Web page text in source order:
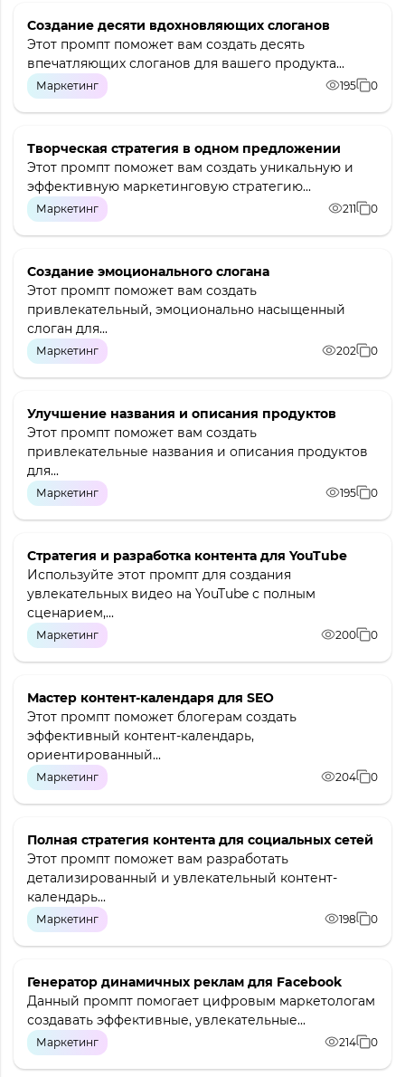
Создание десяти вдохновляющих слоганов
Этот промпт поможет вам создать десять
впечатляющих слоганов для вашего продукта...
Маркетинг 195 0
Творческая стратегия в одном предложении
Этот промпт поможет вам создать уникальную и
эффективную маркетинговую стратегию...
Маркетинг 211 0
Создание эмоционального слогана
Этот промпт поможет вам создать
привлекательный, эмоционально насыщенный
слоган для...
Маркетинг 202 0
Улучшение названия и описания продуктов
Этот промпт поможет вам создать
привлекательные названия и описания продуктов
для...
Маркетинг 195 0
Стратегия и разработка контента для YouTube
Используйте этот промпт для создания
увлекательных видео на YouTube с полным
сценарием,...
Маркетинг 200 0
Мастер контент-календаря для SEO
Этот промпт поможет блогерам создать
эффективный контент-календарь,
ориентированный...
Маркетинг 204 0
Полная стратегия контента для социальных сетей
Этот промпт поможет вам разработать
детализированный и увлекательный контент-
календарь...
Маркетинг 198 0
Генератор динамичных реклам для Facebook
Данный промпт помогает цифровым маркетологам
создавать эффективные, увлекательные...
Маркетинг 214 0